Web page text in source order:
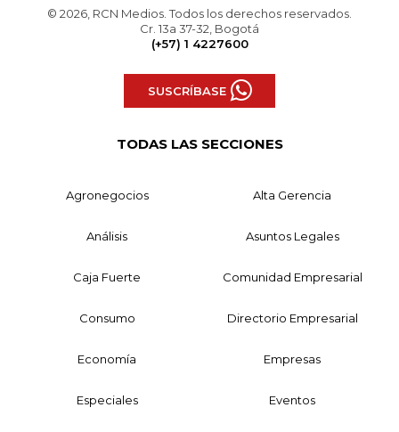
© 2026, RCN Medios. Todos los derechos reservados.
Cr. 13a 37-32, Bogotá
(+57) 1 4227600
SUSCRÍBASE
TODAS LAS SECCIONES
Agronegocios Alta Gerencia
Análisis Asuntos Legales
Caja Fuerte Comunidad Empresarial
Consumo Directorio Empresarial
Economía Empresas
Especiales Eventos